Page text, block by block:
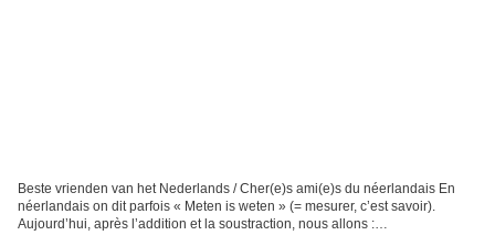
Beste vrienden van het Nederlands / Cher(e)s ami(e)s du néerlandais En
néerlandais on dit parfois « Meten is weten » (= mesurer, c’est savoir).
Aujourd’hui, après l’addition et la soustraction, nous allons :